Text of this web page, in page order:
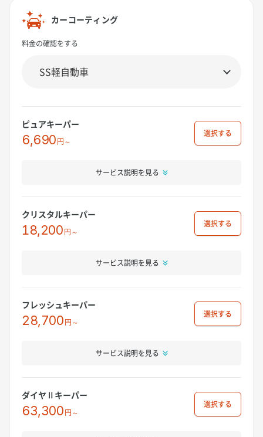
カーコーティング
料金の確認をする
ピュアキーパー
6,690円～
選択
サービス説明を見る
クリスタルキーパー
18,200円～
選択
サービス説明を見る
フレッシュキーパー
28,700円～
選択
サービス説明を見る
ダイヤⅡキーパー
63,300円～
選択